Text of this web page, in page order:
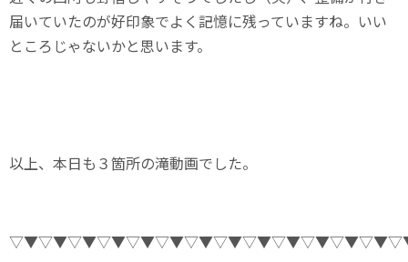
届いていたのが好印象でよく記憶に残っていますね。いい
ところじゃないかと思います。
以上、本日も３箇所の滝動画でした。